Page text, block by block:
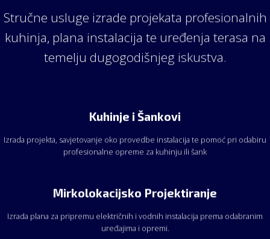
Stručne usluge izrade projekata profesionalnih
kuhinja, plana instalacija te uređenja terasa na
temelju dugogodišnjeg iskustva.
Kuhinje i Šankovi
Izrada projekta, savjetovanje oko provedbe instalacija te pomoć pri odabiru
profesionalne opreme za kuhinju ili šank
Mirkolokacijsko Projektiranje
Izrada plana za pripremu električnih i vodnih instalacija prema odabranim
uređajima i opremi.